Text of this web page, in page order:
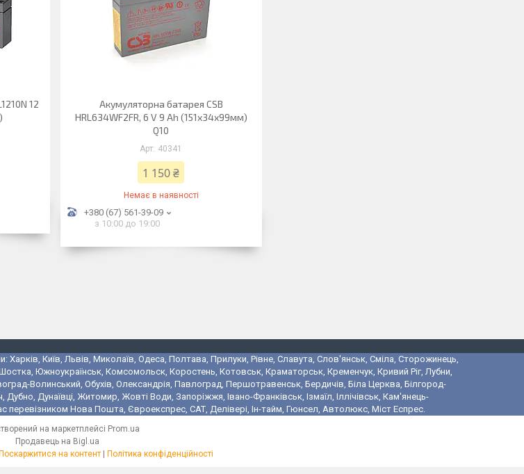
12
Акумуляторна батарея CSB
HRL634WF2FR, 6 V 9 Ah (151х34х99мм)
Q10
40341
1 150 ₴
Немає в наявності
+380 (67) 561-39-09
з 10:00 до 19:00
Харків, Київ, Львів, Миколаїв, Одеса, Полтава, Прилуки, Рівне, Славута, Слов'янськ, Сміла, Сторожинець,
Южноукраїнськ, Комсомольск, Коростень, Котовськ, Краматорськ, Кременчук, Кривий Ріг, Лубни,
Волинський, Обухів, Олександрія, Павлоград, Першотравенськ, Бердичів, Біла Церква, Білгород-
Дунаївці, Житомир, Жовті Води, Запоріжжя, Івано-Франківськ, Ізмаїл, Іллічівськ, Кам'янець-
Нова Пошта, Євроекспрес, САТ, Делівері, Ін-тайм, Гюнсел, Автолюкс, Міст Еспрес.
на маркетплейсі Prom.ua
Продавець на Bigl.ua
Поскаржитися на контент Політика конфіденційності